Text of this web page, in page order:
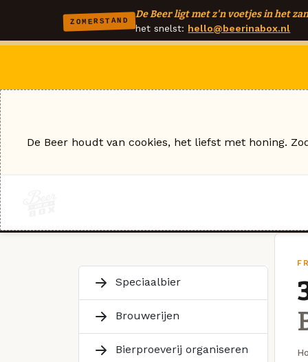
ZOMERSTAND
De Beer ligt met z'n voetjes in het
het snelst: hello@beerinabox.nl
Speciaalbier
Brouwerijen
Bierproeverij organiseren
De Beer houdt van cookies, het liefst met honing.